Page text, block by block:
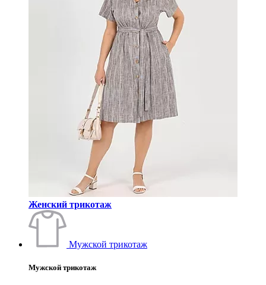
Женский трикотаж
Мужской трикотаж
Мужской трикотаж